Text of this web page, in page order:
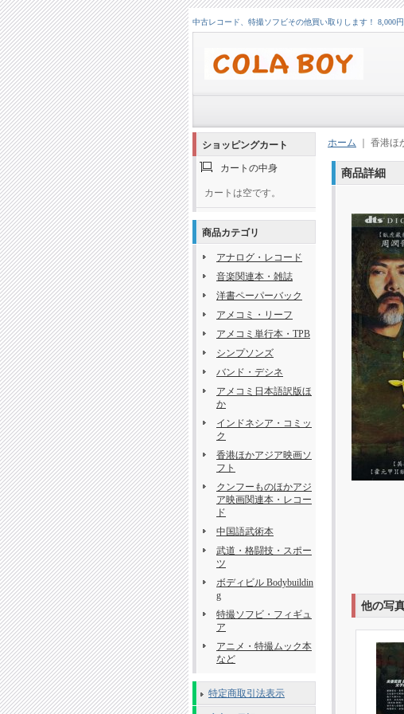
中古レコード、特撮ソフビその他買い取りします！ 8,000
ショッピングカート
カートの中身
カートは空です。
商品カテゴリ
アナログ・レコード
音楽関連本・雑誌
洋書ペーパーバック
アメコミ・リーフ
アメコミ単行本・TPB
シンプソンズ
バンド・デシネ
アメコミ日本語訳版ほ
か
インドネシア・コミッ
ク
香港ほかアジア映画ソ
フト
クンフーものほかアジ
ア映画関連本・レコー
ド
中国語武術本
武道・格闘技・スポー
ツ
ボディビル Bodybuildin
g
特撮ソフビ・フィギュ
ア
アニメ・特撮ムック本
など
特定商取引法表示
ホーム ｜ 香港ほ
商品詳細
他の写